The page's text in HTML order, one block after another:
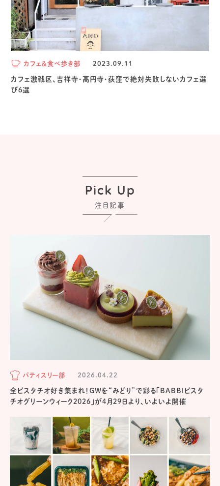
カフェ＆食べ歩き部 2023.09.11
カフェ激戦区、吉祥寺・高円寺・荻窪で絶対失敗しないカフェ選
び6選
Pick Up
注目記事
パティスリー部 2026.04.22
全ピスタチオ好き集まれ！GWを“みどり”で彩る「BABBIピスタ
チオグリーンウィーク2026」が4月29日より、いよいよ開催